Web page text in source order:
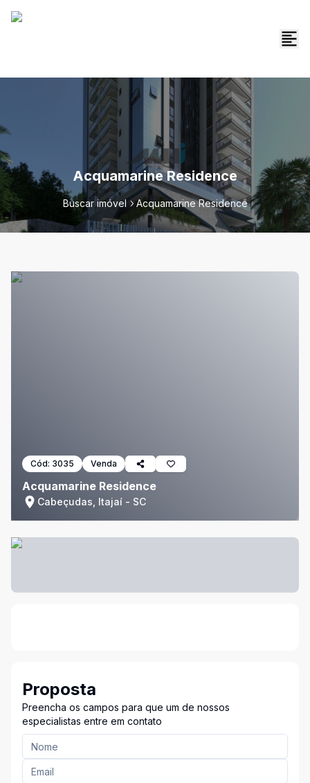
Acquamarine Residence
Buscar imóvel Acquamarine Residence
Cód: 3035 Venda
Acquamarine Residence
Cabeçudas, Itajaí - SC
Proposta
Preencha os campos para que um de nossos
especialistas entre em contato